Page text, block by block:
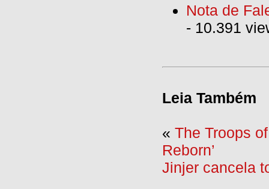
Nota de
- 10.391
Leia Também
« The Troops
Reborn’
Jinjer cancela